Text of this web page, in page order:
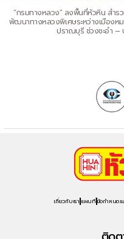
“กรมทางหลวง” ลงพื้นที่หัวหิน สำร
พัฒนาทางหลวงพิเศษระหว่างเมืองห
ปราณบุรี ช่วงชะอำ –
เกี่ยวกับเรา แผนที่ ข้อกำหนดแ